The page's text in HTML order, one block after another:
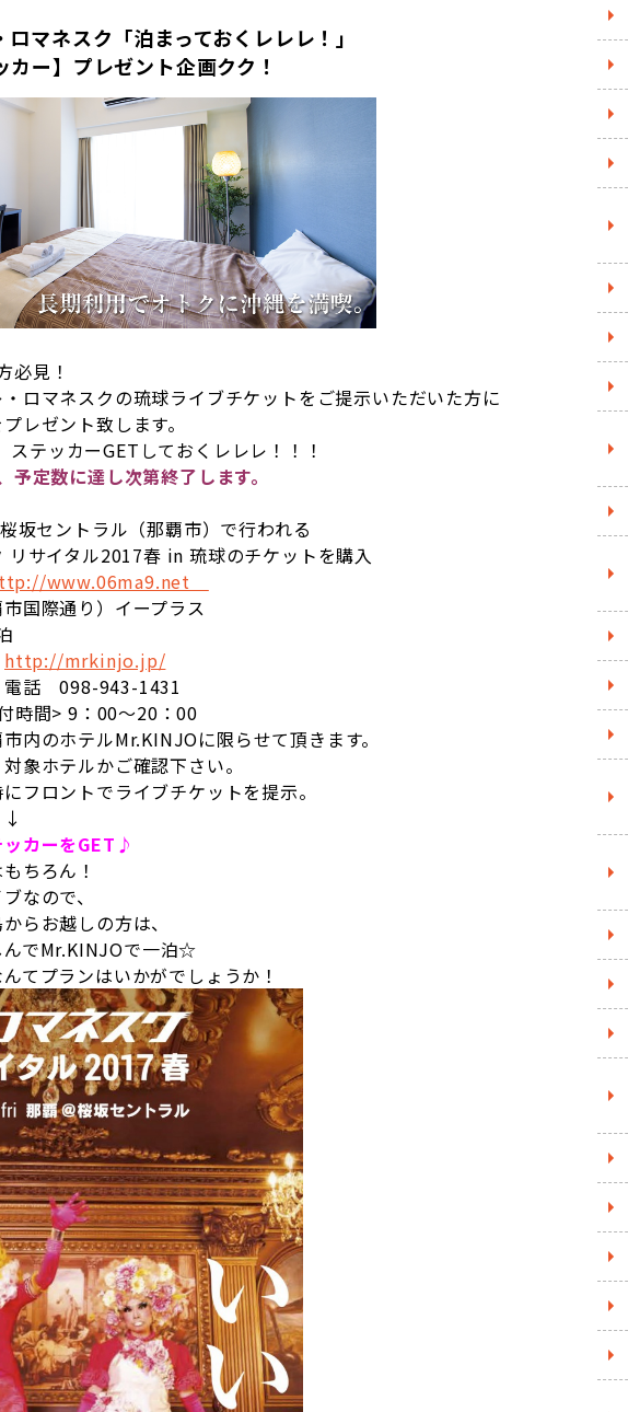
マネスク「泊まっておくレレレ！」
カー】プレゼント企画クク！
必見！
ロマネスクの琉球ライブチケットをご提示いただいた方に
レゼント致します。
テッカーGETしておくレレレ！！！
定数に達し次第終了します。
坂セントラル（那覇市）で行われる
イタル2017春 in 琉球のチケットを購入
www.06ma9.net
国際通り）イープラス
http://mrkinjo.jp/
1431
：00～20：00
内のホテルMr.KINJOに限らせて頂きます。
ホテルかご確認下さい。
フロントでライブチケットを提示。
カーをGET♪
ちろん！
なので、
らお越しの方は、
んでMr.KINJOで一泊☆
てプランはいかがでしょうか！